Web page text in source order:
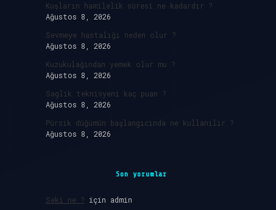
Kuşların hamilelik süresi ne kadardır ?
Ağustos 8, 2026
Sevmeye hastalığı neden olur ?
Ağustos 8, 2026
Kuzukulağından yemek olur mu ?
Ağustos 8, 2026
Saglik teknisyeni kaç puan ?
Ağustos 8, 2026
Pürsik düğümün başlangıcında ne kullanılır ?
Ağustos 8, 2026
Son yorumlar
Seki ne ? için admin